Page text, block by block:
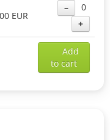
EUR
– 0
+
Add
to cart
Add